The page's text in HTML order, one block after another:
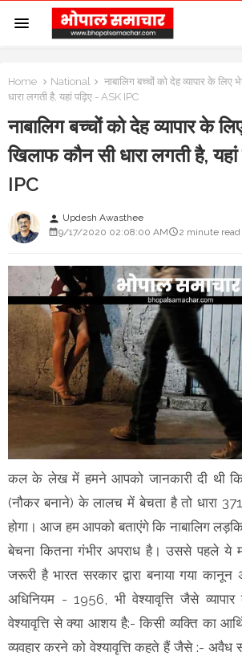
Home National
नाबालिग बच्चों को देह व्यापार के
धारा लगती है, यहां पढ़िए - ASK IPC
नाबालिग बच्चों को देह व्यापार के
खिलाफ कौन सी धारा लगती है,
IPC
person Updesh Awasthee
9/17/2020 02:08:00 AM
2 minute read
कल के लेख में हमने आपको जानकारी दी थी कि
(नौकर बनाने) के लालच में बेचता है तो धारा
होगा। आज हम आपको बताएंगे कि नाबालिग
बेचना कितना गंभीर अपराध है। उससे पहले ये
जरूरी है भारत सरकार द्वारा बनाया गया कानून
अधिनियम - 1956, भी वेश्यावृत्ति जैसे
वेश्यावृत्ति से क्या आशय है:- किसी व्यक्ति का
व्यवहार करने को वेश्यावृत्ति कहते हैं जैसे :- अवैध